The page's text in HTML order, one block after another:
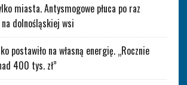
miasta. Antysmogowe płuca po raz
dolnośląskiej wsi
postawiło na własną energię. „Rocznie
400 tys. zł”